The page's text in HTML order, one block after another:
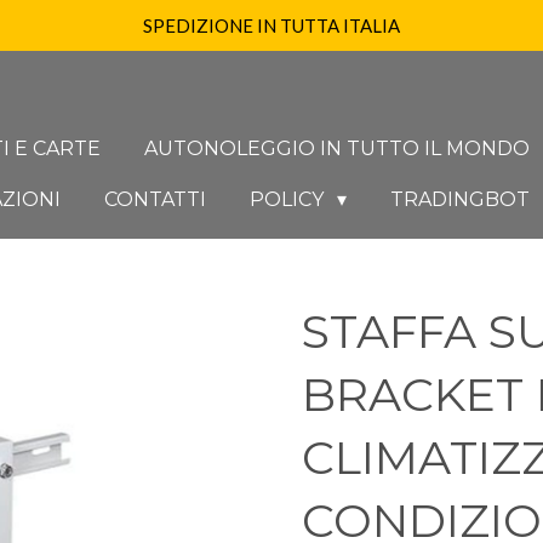
SPEDIZIONE IN TUTTA ITALIA
E CARTE AUTONOLEGGIO IN TUTTO IL MONDO
CONTATTI POLICY TRADINGBOT
STAFFA
BRACKET